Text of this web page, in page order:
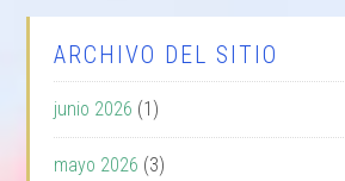
ARCHIVO DEL SITIO
junio 2026 (1)
mayo 2026 (3)